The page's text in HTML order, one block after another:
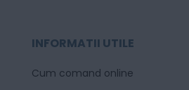
INFORMATII UTILE
Cum comand online